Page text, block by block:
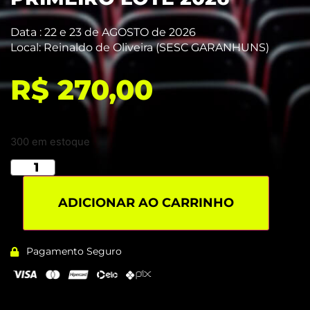
Data : 22 e 23 de AGOSTO de 2026
Local: Reinaldo de Oliveira (SESC GARANHUNS)
R$270,00
300 em estoque
ADICIONAR AO CARRINHO
Pagamento Seguro